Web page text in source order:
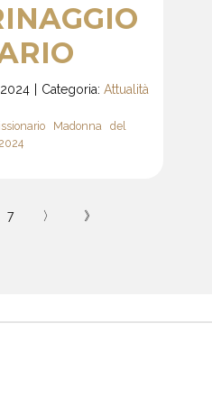
Categoria: Attualità
7 〉 》